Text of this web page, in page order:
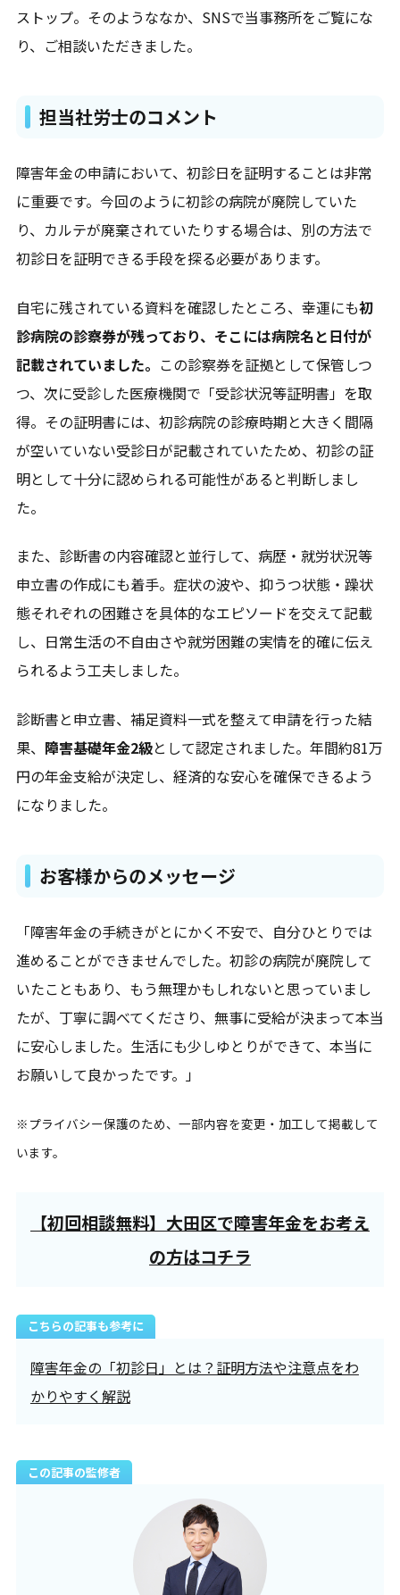
ストップ。そのようななか、SNSで当事務所をご覧にな
り、ご相談いただきました。
担当社労士のコメント
障害年金の申請において、初診日を証明することは非常
に重要です。今回のように初診の病院が廃院していた
り、カルテが廃棄されていたりする場合は、別の方法で
初診日を証明できる手段を探る必要があります。
自宅に残されている資料を確認したところ、幸運にも初
診病院の診察券が残っており、そこには病院名と日付が
記載されていました。 この診察券を証拠として保管しつ
つ、次に受診した医療機関で「受診状況等証明書」を取
得。その証明書には、初診病院の診療時期と大きく間隔
が空いていない受診日が記載されていたため、初診の証
明として十分に認められる可能性があると判断しまし
た。
また、診断書の内容確認と並行して、病歴・就労状況等
申立書の作成にも着手。症状の波や、抑うつ状態・躁状
態それぞれの困難さを具体的なエピソードを交えて記載
し、日常生活の不自由さや就労困難の実情を的確に伝え
られるよう工夫しました。
診断書と申立書、補足資料一式を整えて申請を行った結
果、 障害基礎年金2級として認定されました。年間約81万
円の年金支給が決定し、経済的な安心を確保できるよう
になりました。
お客様からのメッセージ
「障害年金の手続きがとにかく不安で、自分ひとりでは
進めることができませんでした。初診の病院が廃院して
いたこともあり、もう無理かもしれないと思っていまし
たが、丁寧に調べてくださり、無事に受給が決まって本当
に安心しました。生活にも少しゆとりができて、本当に
お願いして良かったです。」
※プライバシー保護のため、一部内容を変更・加工して掲載して
います。
【初回相談無料】大田区で障害年金をお考え
の方はコチラ
こちらの記事も参考に
障害年金の「初診日」とは？証明方法や注意点をわ
かりやすく解説
この記事の監修者
エリア一覧を見る